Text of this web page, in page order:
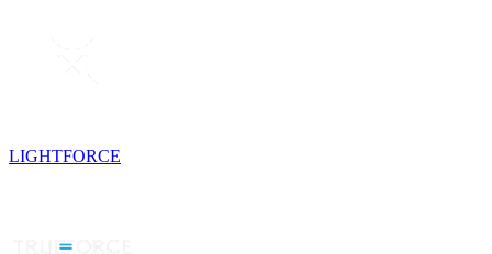
LIGHTFORCE